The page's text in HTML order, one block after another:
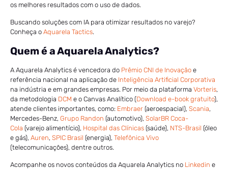
os melhores resultados com o uso de dados.
Buscando soluções com IA para otimizar resultados no varejo?
Conheça o Aquarela Tactics.
Quem é a Aquarela Analytics?
A Aquarela Analytics é vencedora do Prêmio CNI de Inovação e
referência nacional na aplicação de Inteligência Artificial Corporativa
na indústria e em grandes empresas. Por meio da plataforma Vorteris,
da metodologia DCM e o Canvas Analítico (Download e-book gratuito),
atende clientes importantes, como: Embraer (aeroespacial), Scania,
Mercedes-Benz, Grupo Randon (automotivo), SolarBR Coca-
Cola (varejo alimentício), Hospital das Clínicas (saúde), NTS-Brasil (óleo
e gás), Auren, SPIC Brasil (energia), Telefônica Vivo
(telecomunicações), dentre outros.
Acompanhe os novos conteúdos da Aquarela Analytics no Linkedin e